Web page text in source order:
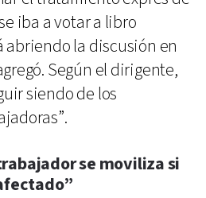
iba a votar a libro
abriendo la discusión en
Según el dirigente,
siendo de los
se moviliza si